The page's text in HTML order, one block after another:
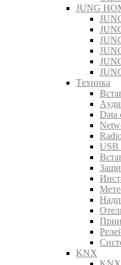
JUNG
Tехника
Data
USB
KNX